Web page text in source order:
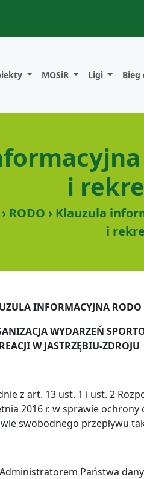
MOSiR Ligi
i
› RODO › Klauzula
i
INFORMACYJNA RODO
WYDARZEŃ
W JASTRZĘBIU-ZDROJU
z art. 13 ust. 1 i ust. 2
2016 r. w sprawie
swobodnego przepływu
Administratorem Państwa